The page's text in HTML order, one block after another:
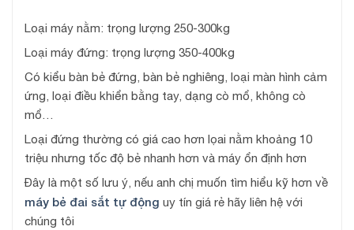
Loại máy nằm: trọng lượng 250-300kg
Loại máy đứng: trọng lượng 350-400kg
Có kiểu bàn bẻ đứng, bàn bẻ nghiêng, loại màn hình cảm
ứng, loại điều khiển bằng tay, dạng cò mổ, không cò
mổ…
Loại đứng thường có giá cao hơn lọai nằm khoảng 10
triệu nhưng tốc độ bẻ nhanh hơn và máy ổn định hơn
Đây là một số lưu ý, nếu anh chị muốn tìm hiểu kỹ hơn về
máy bẻ đai sắt tự động uy tín giá rẻ hãy liên hệ với
chúng tôi